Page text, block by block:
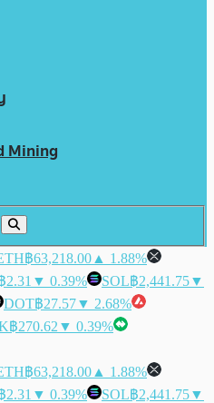
Mining
฿63,218.00 ▲ 1.88%
2.31 ▼ 0.39% SOL฿2,441.75▼
DOT฿27.57▼ 2.68%
฿270.62 ▼ 0.39%
฿63,218.00 ▲ 1.88%
2.31 ▼ 0.39% SOL฿2,441.75▼